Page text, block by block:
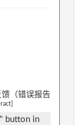
（错误报告
button in